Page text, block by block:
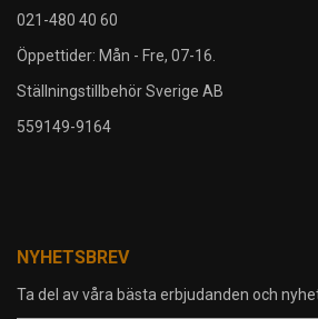
021-480 40 60
Öppettider: Mån - Fre, 07-16.
Ställningstillbehör Sverige AB
559149-9164
NYHETSBREV
Ta del av våra bästa erbjudanden och